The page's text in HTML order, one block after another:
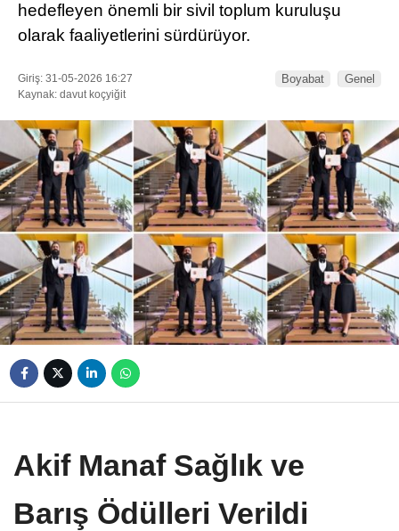
hedefleyen önemli bir sivil toplum kuruluşu
olarak faaliyetlerini sürdürüyor.
Giriş: 31-05-2026 16:27
Kaynak: davut koçyiğit
Boyabat Genel
Akif Manaf Sağlık ve
Barış Ödülleri Verildi